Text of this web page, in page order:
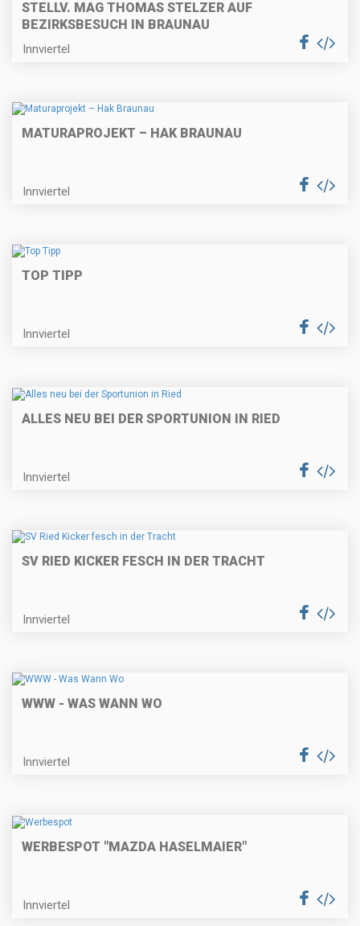
STELLV. MAG THOMAS STELZER AUF
BEZIRKSBESUCH IN BRAUNAU
Innviertel
MATURAPROJEKT – HAK BRAUNAU
Innviertel
TOP TIPP
Innviertel
ALLES NEU BEI DER SPORTUNION IN RIED
Innviertel
SV RIED KICKER FESCH IN DER TRACHT
Innviertel
WWW - WAS WANN WO
Innviertel
WERBESPOT "MAZDA HASELMAIER"
Innviertel